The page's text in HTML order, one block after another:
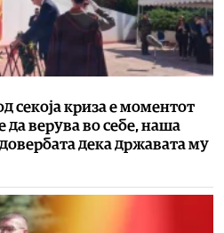
секоја криза е моментот
да верува во себе, наша
дека државата му